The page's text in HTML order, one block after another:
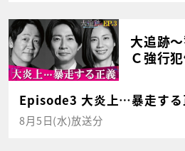
大追跡
Ｃ強行
Episode3 大炎上…暴走する
8月5日(水)放送分